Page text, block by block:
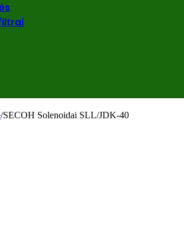
/SECOH Solenoidai SLL/JDK-40